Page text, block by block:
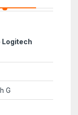
Logitech
G